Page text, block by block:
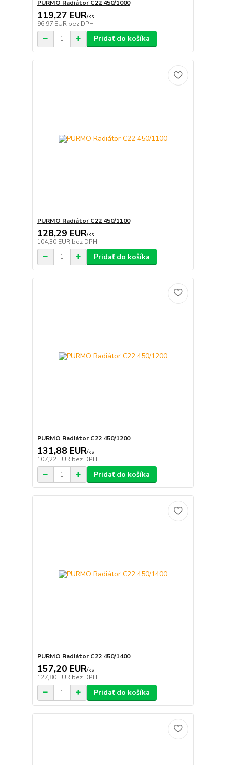
PURMO Radiátor C22 450/1000
119,27 EUR/ks
96,97 EUR bez DPH
Pridať do košíka
PURMO Radiátor C22 450/1100
128,29 EUR/ks
104,30 EUR bez DPH
Pridať do košíka
PURMO Radiátor C22 450/1200
131,88 EUR/ks
107,22 EUR bez DPH
Pridať do košíka
PURMO Radiátor C22 450/1400
157,20 EUR/ks
127,80 EUR bez DPH
Pridať do košíka